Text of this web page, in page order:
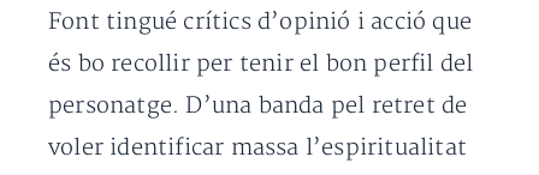
Font tingué crítics d’opinió i acció que
és bo recollir per tenir el bon perfil del
personatge. D’una banda pel retret de
voler identificar massa l’espiritualitat